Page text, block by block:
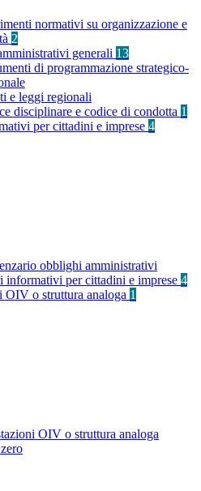
normativi su organizzazione e
2
generali 13
di programmazione strategico-
e leggi regionali
disciplinare e codice di condotta 1
per cittadini e imprese 4
obblighi amministrativi
informativi per cittadini e imprese 4
OIV o struttura analoga 1
OIV o struttura analoga